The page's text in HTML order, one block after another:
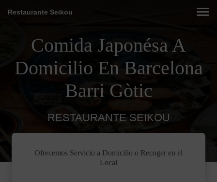
Restaurante Seikou
Comida Japonésa A
Domicilio En Barcelona
Barri Gòtic
RESTAURANTE SEIKOU
Ofrecemos Servicio a Domicilio o Recoger en el
Local